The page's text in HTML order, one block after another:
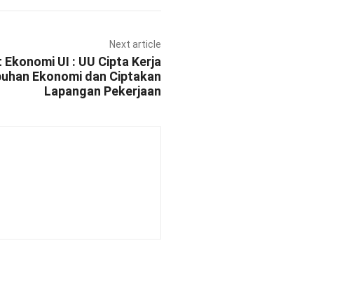
Next article
UI : UU Cipta Kerja
Ekonomi dan Ciptakan
Lapangan Pekerjaan